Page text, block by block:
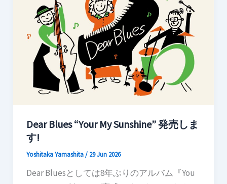
Dear Blues “Your My Sunshine” 発売しま
す!
Yoshitaka Yamashita/ 29 Jun 2026
Dear Bluesとしては8年ぶりのアルバム『You